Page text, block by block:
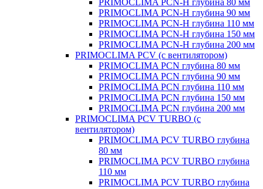
PRIMOCLIMA PCN-H глубина 80 мм
PRIMOCLIMA PCN-H глубина 90 мм
PRIMOCLIMA PCN-H глубина 110 мм
PRIMOCLIMA PCN-H глубина 150 мм
PRIMOCLIMA PCN-H глубина 200 мм
PRIMOCLIMA PCV (c вентилятором)
PRIMOCLIMA PCN глубина 80 мм
PRIMOCLIMA PCN глубина 90 мм
PRIMOCLIMA PCN глубина 110 мм
PRIMOCLIMA PCN глубина 150 мм
PRIMOCLIMA PCN глубина 200 мм
PRIMOCLIMA PCV TURBO (c
вентилятором)
PRIMOCLIMA PCV TURBO глубина
80 мм
PRIMOCLIMA PCV TURBO глубина
110 мм
PRIMOCLIMA PCV TURBO глубина